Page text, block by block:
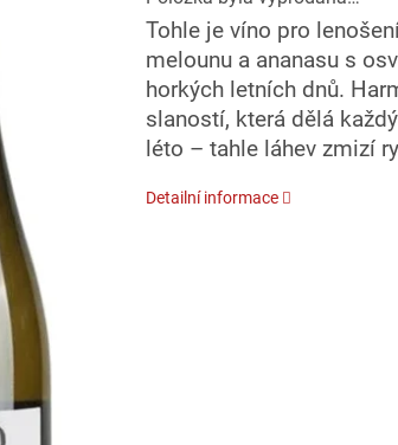
Tohle je víno pro
melounu a ananasu s
horkých letních dnů.
slaností, která dělá
léto – tahle láhev zmizí
Detailní informace